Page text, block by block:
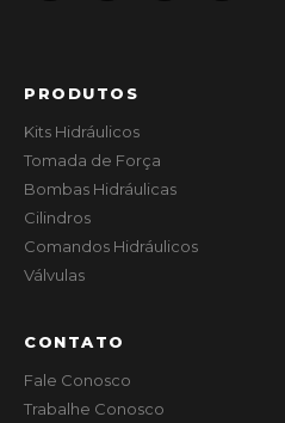
PRODUTOS
Kits Hidráulicos
Tomada de Força
Bombas Hidráulicas
Cilindros
Comandos Hidráulicos
Válvulas
CONTATO
Fale Conosco
Trabalhe Conosco